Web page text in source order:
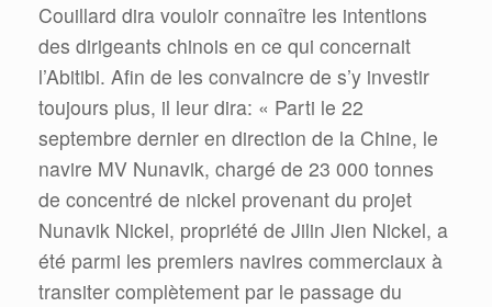
Couillard dira vouloir connaître les intentions
des dirigeants chinois en ce qui concernait
l’Abitibi. Afin de les convaincre de s’y investir
toujours plus, il leur dira: « Parti le 22
septembre dernier en direction de la Chine, le
navire MV Nunavik, chargé de 23 000 tonnes
de concentré de nickel provenant du projet
Nunavik Nickel, propriété de Jilin Jien Nickel, a
été parmi les premiers navires commerciaux à
transiter complètement par le passage du